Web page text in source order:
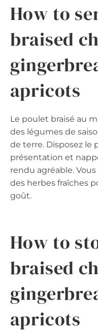
How to
braised
apricots
Le poulet braisé au
des légumes de
de terre. Disposez le
présentation et
rendu agréable.
des herbes fraîches
goût.
How to
braised
apricots